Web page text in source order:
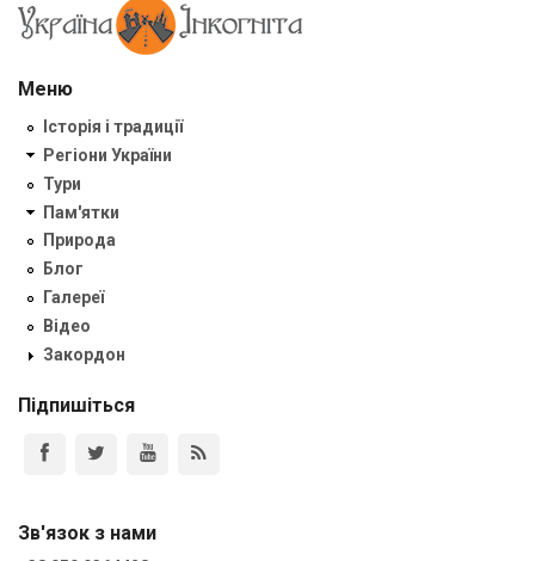
Меню
Історія і традиції
Регіони України
Тури
Пам'ятки
Природа
Блог
Галереї
Відео
Закордон
Підпишіться
Зв'язок з нами